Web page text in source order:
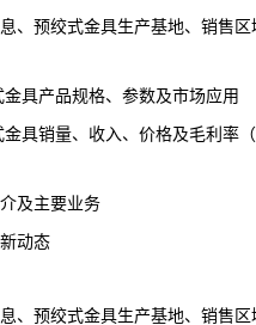
绞式金具生产基地、销售区
产品规格、参数及市场应用
量、收入、价格及毛利率（
主要业务
动态
绞式金具生产基地、销售区